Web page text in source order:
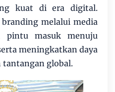
kuat di era digital.
melalui media
pintu masuk menuju
meningkatkan daya
tantangan global.